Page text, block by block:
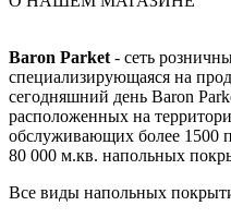
Baron Parket - сеть
специализирующаяся на
сегодняшний день Baron
расположенных на
обслуживающих более 1500
80 000 м.кв. напольных
Все виды напольных